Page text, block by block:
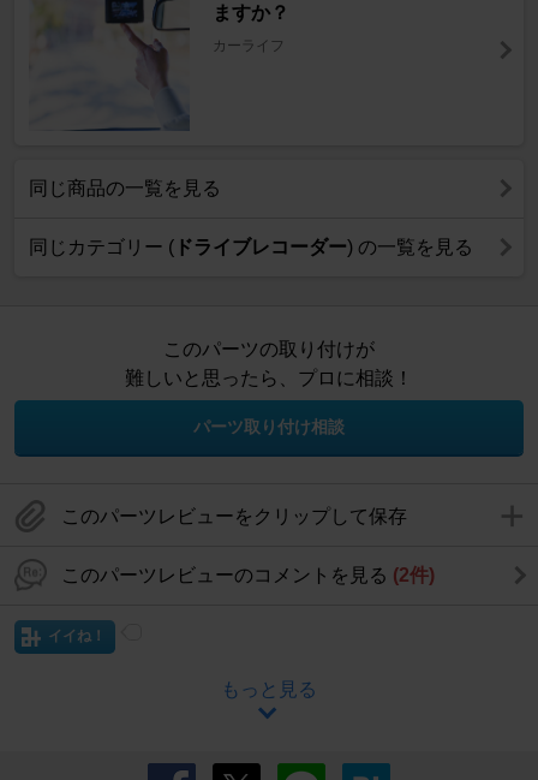
ますか？
カーライフ
同じ商品の一覧を見る
同じカテゴリー ( ドライブレコーダー) の一覧を見る
このパーツの取り付けが
難しいと思ったら、プロに相談！
パーツ取り付け相談
このパーツレビューをクリップして保存
このパーツレビューのコメントを見る (2件)
イイね！
もっと見る